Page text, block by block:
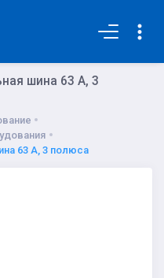
шина 63 А, 3
63 А, 3 полюса